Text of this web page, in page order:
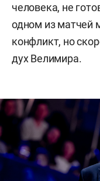
человека, не
одном из матчей
конфликт, но
дух Велимира.